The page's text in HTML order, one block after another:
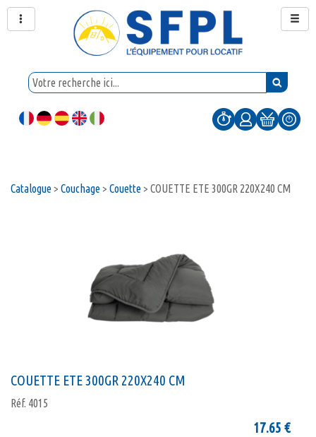
Catalogue> Couchage> Couette> COUETTE ETE 300GR 220X240 CM
COUETTE ETE 300GR 220X240 CM
Réf. 4015
17.65 €